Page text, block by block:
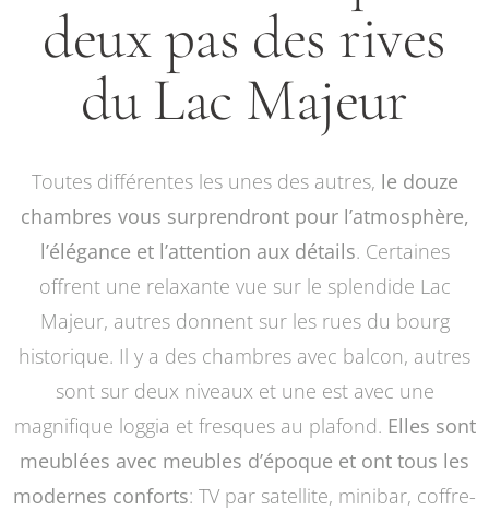
deux pas des rives
du Lac Majeur
Toutes différentes les unes des autres, le douze
chambres vous surprendront pour l’atmosphère,
l’élégance et l’attention aux détails. Certaines
offrent une relaxante vue sur le splendide Lac
Majeur, autres donnent sur les rues du bourg
historique. Il y a des chambres avec balcon, autres
sont sur deux niveaux et une est avec une
magnifique loggia et fresques au plafond. Elles sont
meublées avec meubles d’époque et ont tous les
modernes conforts: TV par satellite, minibar, coffre-